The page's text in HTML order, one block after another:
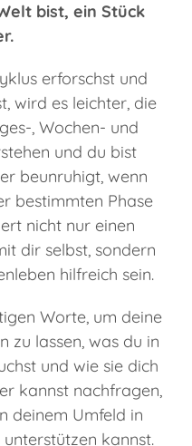
bist, ein Stück
erforschst und
wird es leichter, die
, Wochen- und
und du bist
beunruhigt, wenn
bestimmten Phase
nicht nur einen
dir selbst, sondern
hilfreich sein.
Worte, um deine
zu lassen, was du in
und wie sie dich
kannst nachfragen,
deinem Umfeld in
kannst.